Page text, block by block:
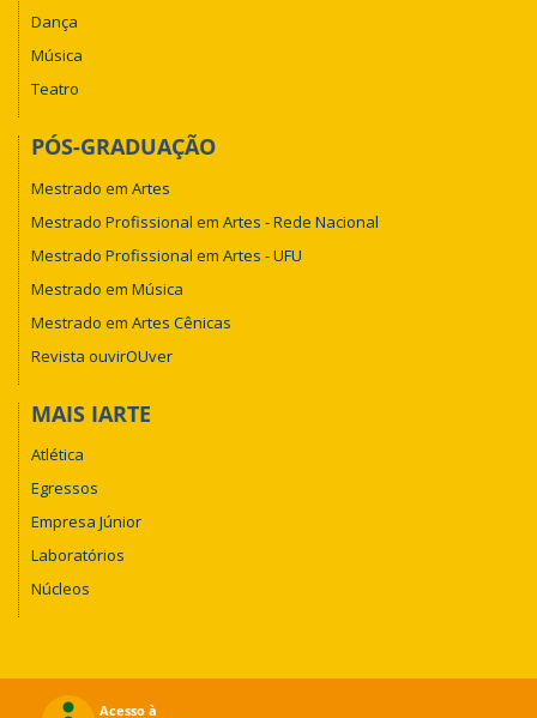
Dança
Música
Teatro
PÓS-GRADUAÇÃO
Mestrado em Artes
Mestrado Profissional em Artes - Rede Nacional
Mestrado Profissional em Artes - UFU
Mestrado em Música
Mestrado em Artes Cênicas
Revista ouvirOUver
MAIS IARTE
Atlética
Egressos
Empresa Júnior
Laboratórios
Núcleos